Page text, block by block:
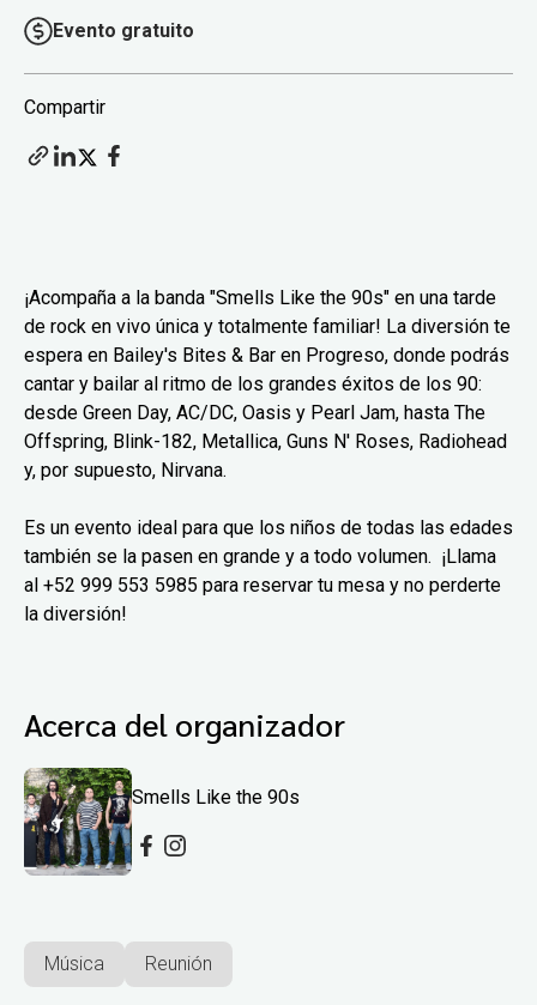
Evento gratuito
Compartir
¡Acompaña a la banda "Smells Like the 90s" en una tarde
de rock en vivo única y totalmente familiar! La diversión te
espera en Bailey's Bites & Bar en Progreso, donde podrás
cantar y bailar al ritmo de los grandes éxitos de los 90:
desde Green Day, AC/DC, Oasis y Pearl Jam, hasta The
Offspring, Blink-182, Metallica, Guns N' Roses, Radiohead
y, por supuesto, Nirvana.
Es un evento ideal para que los niños de todas las edades
también se la pasen en grande y a todo volumen. ¡Llama
al +52 999 553 5985 para reservar tu mesa y no perderte
la diversión!
Acerca del organizador
Smells Like the 90s
Música Reunión